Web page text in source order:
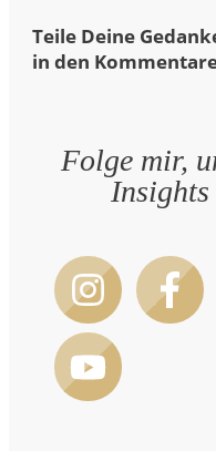
Teile Deine
in den
Folge mir,
Insights